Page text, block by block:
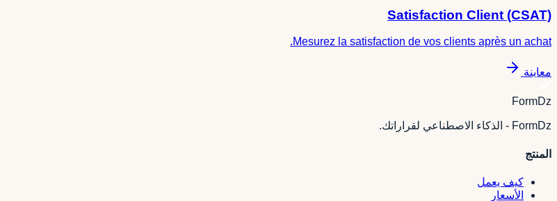
Satisfaction Client (CSAT)
Mesurez la satisfaction de vos clients après un achat.
معاينة
FormDz
FormDz - الذكاء الاصطناعي لقراراتك.
المنتج
كيف يعمل
الأسعار